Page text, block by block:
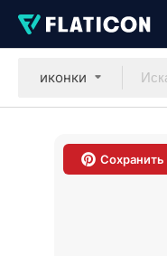
иконки
Сохранить